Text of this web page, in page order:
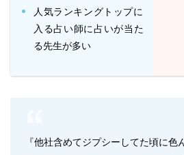
人気ランキングトップに
入る占い師に占いが当た
る先生が多い
『他社含めてジプシーしてた頃に色